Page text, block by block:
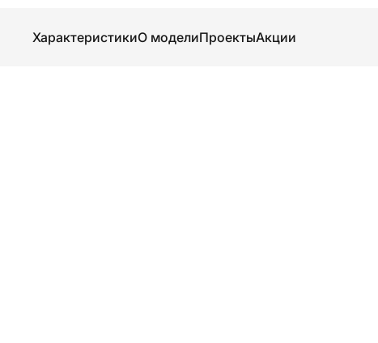
ХарактеристикиО моделиПроектыАкции